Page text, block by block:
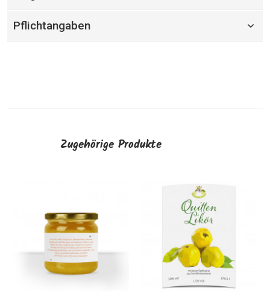
Pflichtangaben
Zugehörige Produkte